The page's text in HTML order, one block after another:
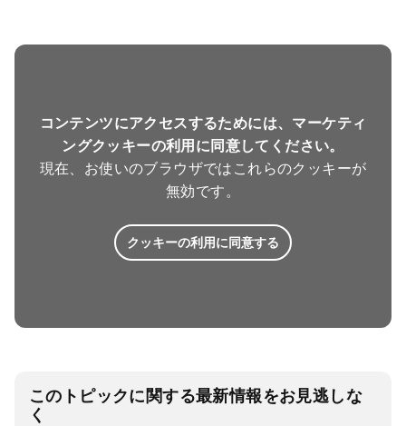
コンテンツにアクセスするためには、マーケティ
ングクッキーの利用に同意してください。
現在、お使いのブラウザではこれらのクッキーが
無効です。
クッキーの利用に同意する
このトピックに関する最新情報をお見逃しな
く